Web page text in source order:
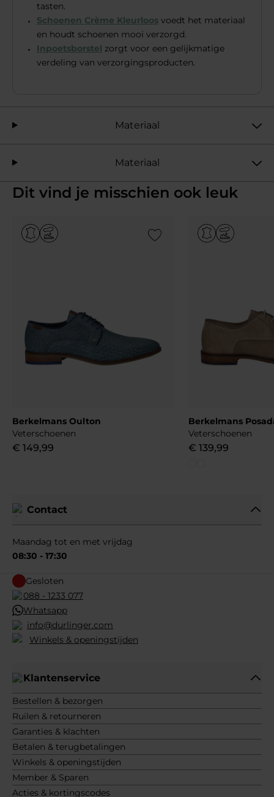
tasten.
Schoenen Crème Kleurloos voedt het materiaal
en houdt schoenen mooi verzorgd.
Inpoetsborstel zorgt voor een gelijkmatige
verdeling van verzorgingsproducten.
Materiaal
Materiaal
Dit vind je misschien ook leuk
Add to Wishlist
Berkelmans Oulton
Veterschoenen
€ 149,99
Berkelmans
Veterschoenen
€ 139,99
Contact
Maandag tot en met vrijdag
08:30 - 17:30
Gesloten
088 - 1233 077
Whatsapp
info@durlinger.com
Winkels & openingstijden
Klantenservice
Bestellen & bezorgen
Ruilen & retourneren
Garanties & klachten
Betalen & terugbetalingen
Winkels & openingstijden
Member & Sparen
Acties & kortingscodes